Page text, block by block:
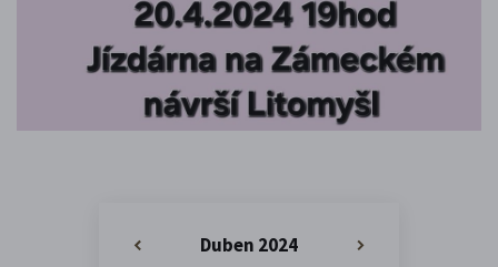
Duben 2024